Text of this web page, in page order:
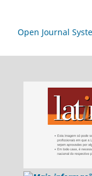
Open Journal